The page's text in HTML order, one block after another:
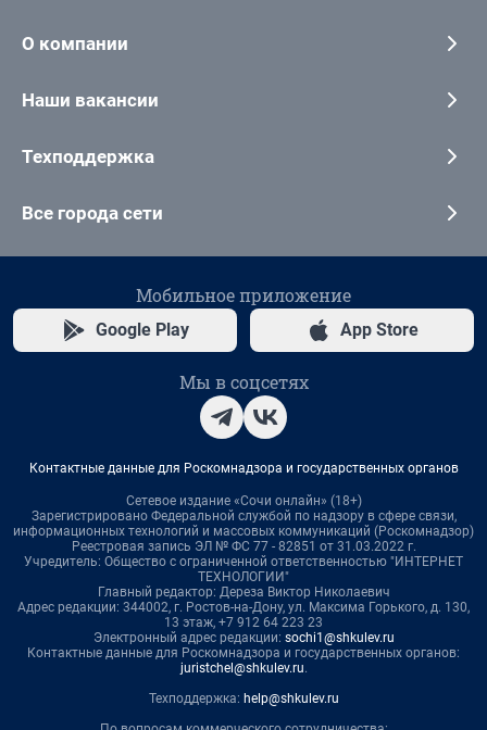
О компании
Наши вакансии
Техподдержка
Все города сети
Мобильное приложение
Google Play App Store
Мы в соцсетях
Контактные данные для Роскомнадзора и государственных органов
Сетевое издание «Сочи онлайн» (18+)
Зарегистрировано Федеральной службой по надзору в сфере связи,
информационных технологий и массовых коммуникаций (Роскомнадзор)
Реестровая запись ЭЛ № ФС 77 - 82851 от 31.03.2022 г.
Учредитель: Общество с ограниченной ответственностью "ИНТЕРНЕТ
ТЕХНОЛОГИИ"
Главный редактор: Дереза Виктор Николаевич
Адрес редакции: 344002, г. Ростов-на-Дону, ул. Максима Горького, д. 130,
13 этаж, +7 912 64 223 23
Электронный адрес редакции: sochi1@shkulev.ru
Контактные данные для Роскомнадзора и государственных органов:
juristchel@shkulev.ru.
Техподдержка: help@shkulev.ru